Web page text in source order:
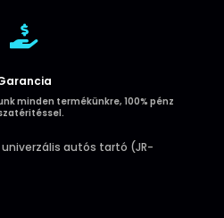

minden termékünkre, 100% pénz
autós tartó (JR-